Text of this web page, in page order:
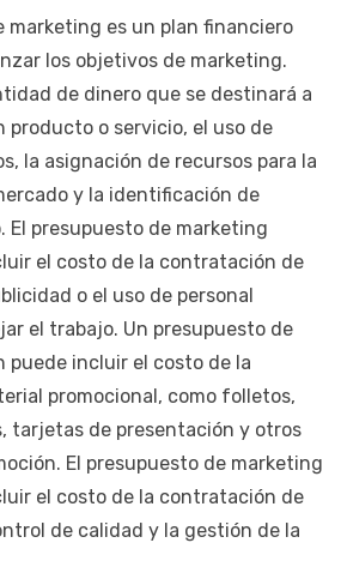
marketing es un plan financiero
los objetivos de marketing.
de dinero que se destinará a
producto o servicio, el uso de
la asignación de recursos para la
y la identificación de
El presupuesto de marketing
el costo de la contratación de
o el uso de personal
el trabajo. Un presupuesto de
puede incluir el costo de la
promocional, como folletos,
tarjetas de presentación y otros
El presupuesto de marketing
el costo de la contratación de
de calidad y la gestión de la